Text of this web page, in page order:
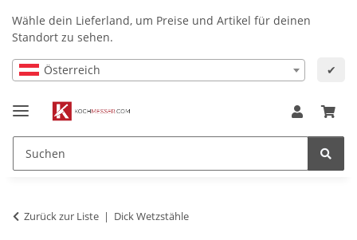
Wähle dein Lieferland, um Preise und Artikel für deinen
Standort zu sehen.
Österreich ✔
Zurück zur Liste Dick Wetzstähle